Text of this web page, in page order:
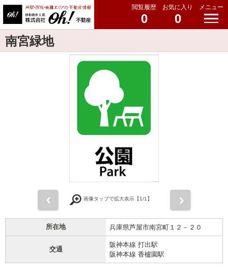
閲覧履歴
0
お気に入り
0
メニュー
南宮緑地
画像タップで拡大表示【1/1】
所在地 兵庫県芦屋市南宮町１２－２０
交通
阪神本線 打出駅
阪神本線 香櫨園駅